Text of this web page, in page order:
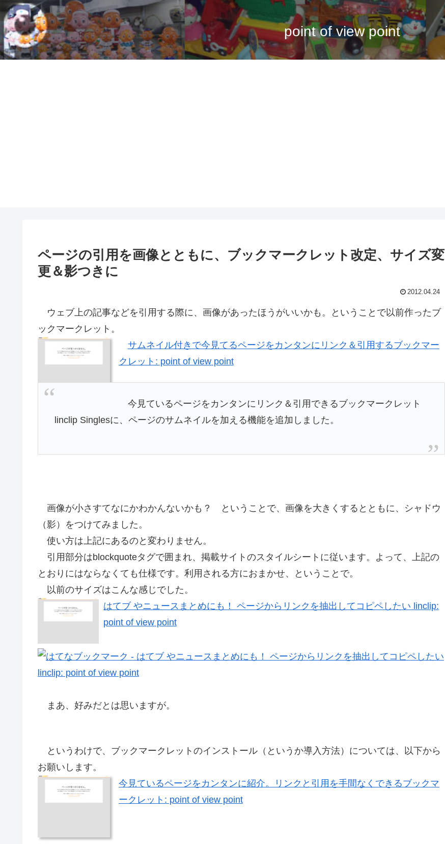
point of view point
ページの引用を画像とともに、ブックマークレット改定、サイズ変
更＆影つきに
2012.04.24
ウェブ上の記事などを引用する際に、画像があったほうがいいかも。ということで以前作ったブ
ックマークレット。
サムネイル付きで今見てるページをカンタンにリンク＆引用するブックマー
クレット: point of view point
今見ているページをカンタンにリンク＆引用できるブックマークレット
linclip Singlesに、ページのサムネイルを加える機能を追加しました。
画像が小さすてなにかわかんないかも？ ということで、画像を大きくするとともに、シャドウ
（影）をつけてみました。
使い方は上記にあるのと変わりません。
引用部分はblockquoteタグで囲まれ、掲載サイトのスタイルシートに従います。よって、上記の
とおりにはならなくても仕様です。利用される方におまかせ、ということで。
以前のサイズはこんな感じでした。
はてブ やニュースまとめにも！ ページからリンクを抽出してコピペしたい linclip:
point of view point
まあ、好みだとは思いますが。
というわけで、ブックマークレットのインストール（というか導入方法）については、以下から
お願いします。
今見ているページをカンタンに紹介。リンクと引用を手間なくできるブックマ
ークレット: point of view point